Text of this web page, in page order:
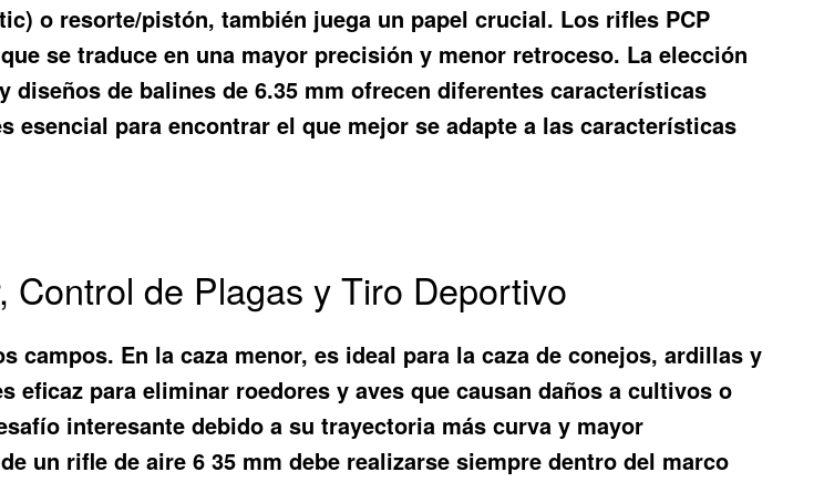
o resorte/pistón, también juega un papel crucial. Los rifles PCP
se traduce en una mayor precisión y menor retroceso. La elección
de balines de 6.35 mm ofrecen diferentes características
para encontrar el que mejor se adapte a las características
de Plagas y Tiro Deportivo
campos. En la caza menor, es ideal para la caza de conejos, ardillas y
para eliminar roedores y aves que causan daños a cultivos o
interesante debido a su trayectoria más curva y mayor
un rifle de aire 6 35 mm debe realizarse siempre dentro del marco